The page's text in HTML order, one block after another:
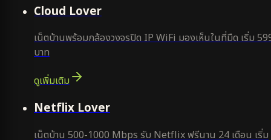
Cloud Lover
เน็ตบ้านพร้อมกล้องวงจรปิด IP WiFi มองเห็นในที่มืด เริ่ม
บาท
ดูเพิ่มเติม
Netflix Lover
เน็ตบ้าน 500-1000 Mbps รับ Netflix ฟรีนาน 24 เดือน เริ่ม